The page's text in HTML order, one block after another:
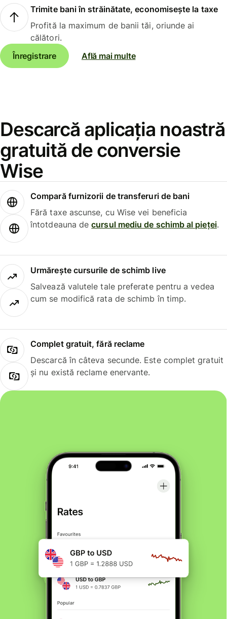
Trimite bani în străinătate, economisește la taxe
Profită la maximum de banii tăi, oriunde ai
călători.
Înregistrare
Află mai multe
Descarcă aplicația noastră
gratuită de conversie
Wise
Compară furnizorii de transferuri de bani
Fără taxe ascunse, cu Wise vei beneficia
întotdeauna decursul mediu de schimb al pieței.
Urmărește cursurile de schimb live
Salvează valutele tale preferate pentru a vedea
cum se modifică rata de schimb în timp.
Complet gratuit, fără reclame
Descarcă în câteva secunde. Este complet gratuit
și nu există reclame enervante.